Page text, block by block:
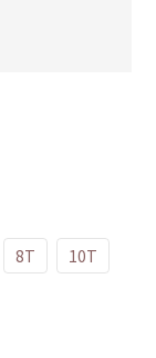
8T
10T